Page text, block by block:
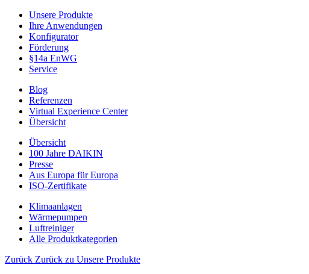
Unsere Produkte
Ihre Anwendungen
Konfigurator
Förderung
§14a EnWG
Service
Blog
Referenzen
Virtual Experience Center
Übersicht
Übersicht
100 Jahre DAIKIN
Presse
Aus Europa für Europa
ISO-Zertifikate
Klimaanlagen
Wärmepumpen
Luftreiniger
Alle Produktkategorien
Zurück Zurück zu Unsere Produkte